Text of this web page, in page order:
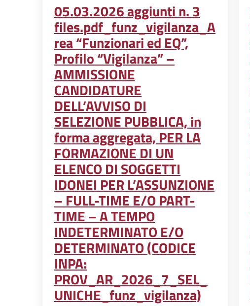
05.03.2026 aggiunti n. 3
files.pdf_funz_vigilanza_A
rea “Funzionari ed EQ”,
Profilo “Vigilanza” –
AMMISSIONE
CANDIDATURE
DELL’AVVISO DI
SELEZIONE PUBBLICA, in
forma aggregata, PER LA
FORMAZIONE DI UN
ELENCO DI SOGGETTI
IDONEI PER L’ASSUNZIONE
– FULL-TIME E/O PART-
TIME – A TEMPO
INDETERMINATO E/O
DETERMINATO (CODICE
INPA:
PROV_AR_2026_7_SEL_
UNICHE_funz_vigilanza)